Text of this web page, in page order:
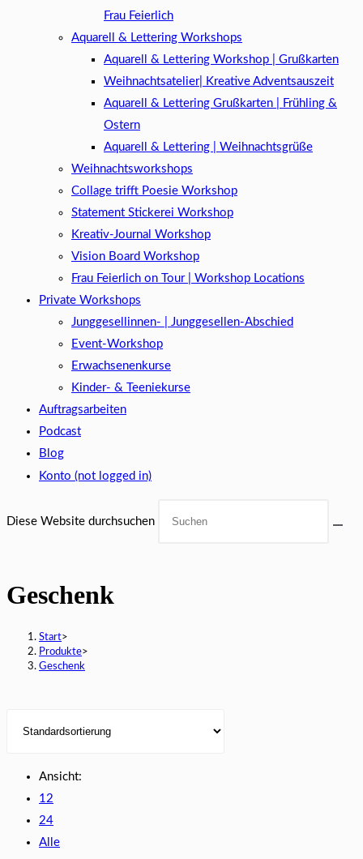
Frau Feierlich
Aquarell & Lettering Workshops
Aquarell & Lettering Workshop | Grußkarten
Weihnachtsatelier| Kreative Adventsauszeit
Aquarell & Lettering Grußkarten | Frühling &
Ostern
Aquarell & Lettering | Weihnachtsgrüße​
Weihnachtsworkshops
Collage trifft Poesie Workshop
Statement Stickerei Workshop
Kreativ-Journal Workshop
Vision Board Workshop
Frau Feierlich on Tour | Workshop Locations
Private Workshops
Junggesellinnen- | Junggesellen-Abschied
Event-Workshop
Erwachsenenkurse
Kinder- & Teeniekurse
Auftragsarbeiten
Podcast
Blog
Konto (not logged in)
Diese Website durchsuchen
Geschenk
Start>
Produkte>
Geschenk
Ansicht:
12
24
Alle